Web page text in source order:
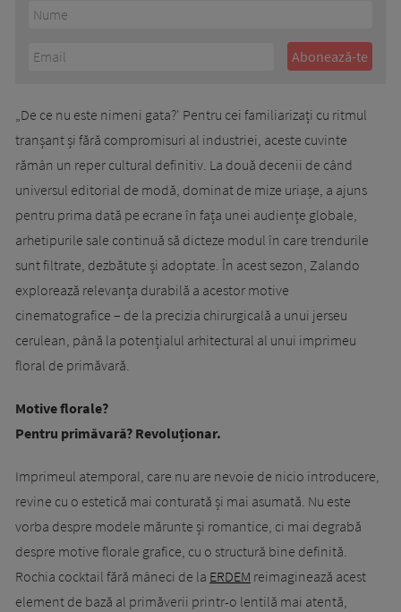
„De ce nu este nimeni gata?' Pentru cei familiarizați cu ritmul
tranșant și fără compromisuri al industriei, aceste cuvinte
rămân un reper cultural definitiv. La două decenii de când
universul editorial de modă, dominat de mize uriașe, a ajuns
pentru prima dată pe ecrane în fața unei audiențe globale,
arhetipurile sale continuă să dicteze modul în care trendurile
sunt filtrate, dezbătute și adoptate. În acest sezon, Zalando
explorează relevanța durabilă a acestor motive
cinematografice – de la precizia chirurgicală a unui jerseu
cerulean, până la potențialul arhitectural al unui imprimeu
floral de primăvară.
Motive florale?
Pentru primăvară? Revoluționar.
Imprimeul atemporal, care nu are nevoie de nicio introducere,
revine cu o estetică mai conturată și mai asumată. Nu este
vorba despre modele mărunte și romantice, ci mai degrabă
despre motive florale grafice, cu o structură bine definită.
Rochia cocktail fără mâneci de la ERDEM reimaginează acest
element de bază al primăverii printr-o lentilă mai atentă,